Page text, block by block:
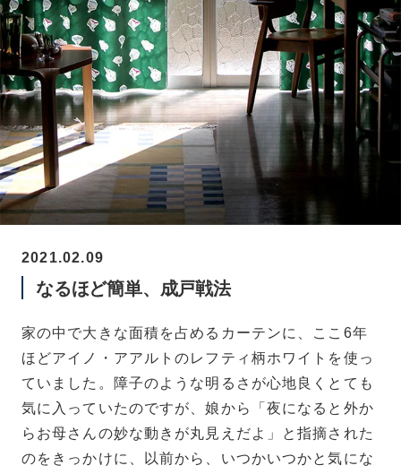
2021.02.09
なるほど簡単、成戸戦法
家の中で大きな面積を占めるカーテンに、ここ6年
ほどアイノ・アアルトのレフティ柄ホワイトを使っ
ていました。障子のような明るさが心地良くとても
気に入っていたのですが、娘から「夜になると外か
らお母さんの妙な動きが丸見えだよ」と指摘された
のをきっかけに、以前から、いつかいつかと気にな